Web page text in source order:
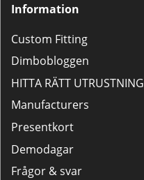
Information
Custom Fitting
Dimbobloggen
HITTA RÄTT UTRUSTNING
Manufacturers
Presentkort
Demodagar
Frågor & svar